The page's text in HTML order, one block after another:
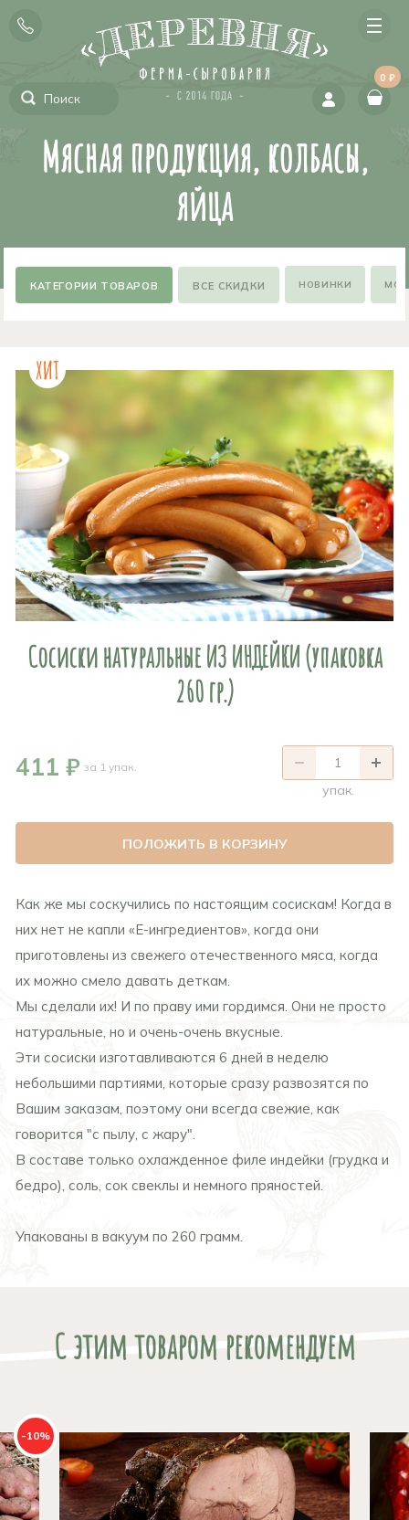
0 ₽
Мясная продукция, колбасы,
яйца
ВСЕ СКИДКИ НОВИНКИ
Сосиски натуральные ИЗ ИНДЕЙКИ (упаковка
260 гр.)
411 ₽ за 1 упак.
упак.
ПОЛОЖИТЬ В КОРЗИНУ
Как же мы соскучились по настоящим сосискам! Когда в
них нет не капли «Е-ингредиентов», когда они
приготовлены из свежего отечественного мяса, когда
их можно смело давать деткам.
Мы сделали их! И по праву ими гордимся. Они не просто
натуральные, но и очень-очень вкусные.
Эти сосиски изготавливаются 6 дней в неделю
небольшими партиями, которые сразу развозятся по
Вашим заказам, поэтому они всегда свежие, как
говорится "с пылу, с жару".
В составе только охлажденное филе индейки (грудка и
бедро), соль, сок свеклы и немного пряностей.
Упакованы в вакуум по 260 грамм.
С этим товаром рекомендуем
-10%